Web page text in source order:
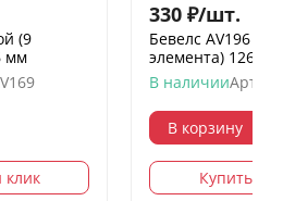
(9
мм
клик
330 ₽/шт.
Бевелс AV196
элемента) 126 х
В наличии
В корзину
Купить в